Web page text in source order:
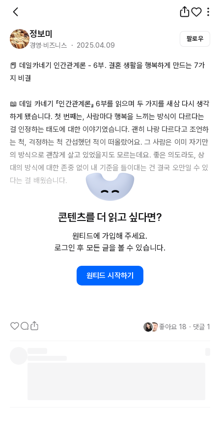
정보미
경영·비즈니스 ・ 2025.04.09
팔로우
📕 데일카네기 인간관계론 - 6부. 결혼 생활을 행복하게 만드는 7가
지 비결
📖 데일 카네기 『인간관계론』 6부를 읽으며 두 가지를 새삼 다시 생각
하게 됐습니다. 첫 번째는, 사람마다 행복을 느끼는 방식이 다르다는
걸 인정하는 태도에 대한 이야기였습니다. 괜히 나랑 다르다고 조언하
는 척, 걱정하는 척 간섭했던 적이 떠올랐어요. 그 사람은 이미 자기만
의 방식으로 괜찮게 살고 있었을지도 모르는데요. 좋은 의도라도, 상
대의 방식에 대한 존중 없이 내 기준을 들이대는 건 결국 오만일 수 있
다는 걸 배웠습니다.
"지금 말 한마디 건네볼까?", "도와줄까?"라는 마음이 드는 순간,
그걸 미루지 말고 바로 하는 게 맞다는 생각이 들었어요. 그 타이밍은
도요. 오늘 여러 명의 구성원과 미팅도 하고 대화를 했는데요. 후회되
는 딱 한 번이 있습니다. 조금 더 친절하게 설명 드릴 수 있었는데 그
콘텐츠를 더 읽고 싶다면?
원티드에 가입해 주세요.
로그인 후 모든 글을 볼 수 있습니다.
원티드 시작하기
좋아요 18 ・ 댓글 1